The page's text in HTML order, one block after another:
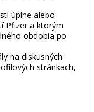
úplne alebo
Pfizer a ktorým
obdobia po
na diskusných
stránkach,